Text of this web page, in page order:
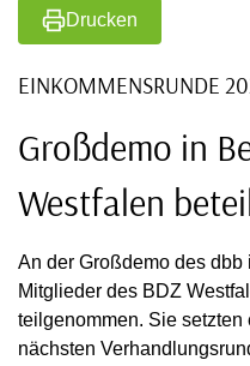
Drucken
EINKOMMENSRUNDE
Großdemo in
Westfalen
An der Großdemo des
Mitglieder des BDZ
teilgenommen. Sie
nächsten